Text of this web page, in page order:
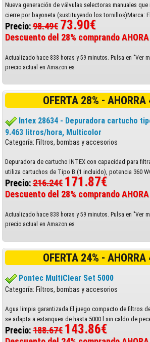
Nueva generación de válvulas selectoras manuales
cierre por bayoneta (sustituyendo los tornillos)Marca:
Precio:98.49€ 73.90€
Descuento del 28% comprando AHORA
Actualizado hace 838 horas y 59 minutos. Pulsa en "Ver
precio actual en Amazon.es
OFERTA 28% -
Intex 28634 - Depuradora cartucho
9.463 litros/hora, Multicolor
Categoría: Filtros, bombas y accesorios
Depuradora de cartucho INTEX con capacidad para
utiliza cartuchos de Tipo B (1 incluido), potencia 360
Precio:216.24€ 171.87€
Descuento del 28% comprando AHORA
Actualizado hace 838 horas y 59 minutos. Pulsa en "Ver
precio actual en Amazon.es
OFERTA 24% -
Pontec MultiClear Set 5000
Categoría: Filtros, bombas y accesorios
Agua limpia garantizada El juego compacto de filtros
se adapta a estanques de hasta 5000 l sin caldo de
Precio:188.67€ 143.86€